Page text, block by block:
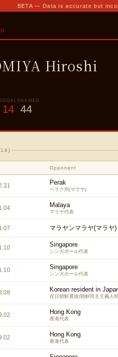
BETA — Data is accurate but
Hiroshi
GOALS
14
NAMED
44
14 )
Opponent
Perak
ペラク州(マラヤ)
Malaya
マラヤ代表
マラヤンマラヤ(マラヤ)
Singapore
シンガポール代表
Singapore
シンガポール代表
Korean resident in
在日朝鮮選抜(朝鮮民主主義人
Hong Kong
香港代表
Hong Kong
香港代表